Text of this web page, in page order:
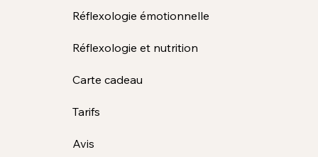
Réflexologie émotionnelle
Réflexologie et nutrition
Carte cadeau
Tarifs
Avis